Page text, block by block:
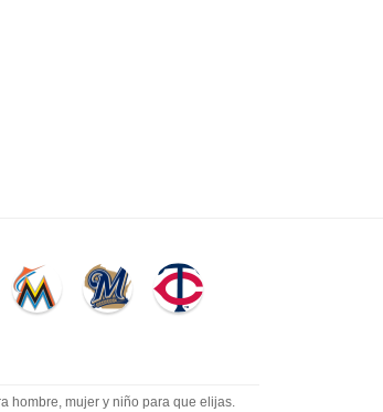
hombre, mujer y niño para que elijas.